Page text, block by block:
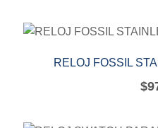
RELOJ FOSSIL
$